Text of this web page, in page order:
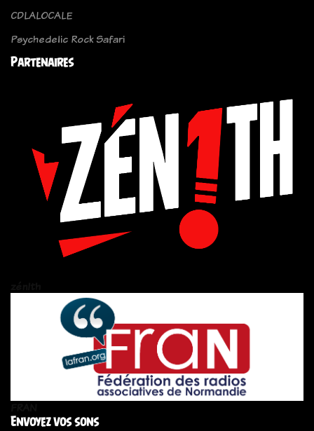
CDLALOCALE
Psychedelic Rock Safari
Partenaires
Envoyez vos sons